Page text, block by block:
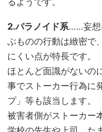
2.パラノイド系……妄想
ぶものの行動は緻密で
にくい点が特長です。
ほとんど面識がないの
事でストーカー行為に
プ」等も該当します。
被害者側がストーカー